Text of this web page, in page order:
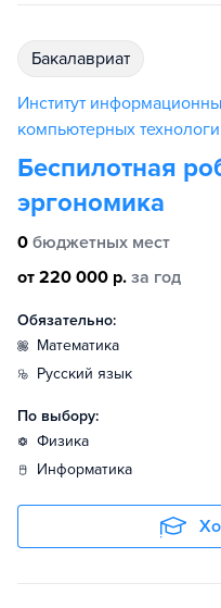
бакалавриат
Институт
компьютерных
Беспилотная
эргономика
0 бюджетных мест
от 220 000 р. за год
Обязательно:
математика
русский язык
По выбору:
физика
информатика